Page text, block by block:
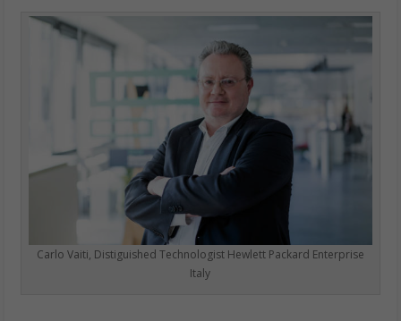
Carlo Vaiti, Distiguished Technologist Hewlett Packard Enterprise
Italy